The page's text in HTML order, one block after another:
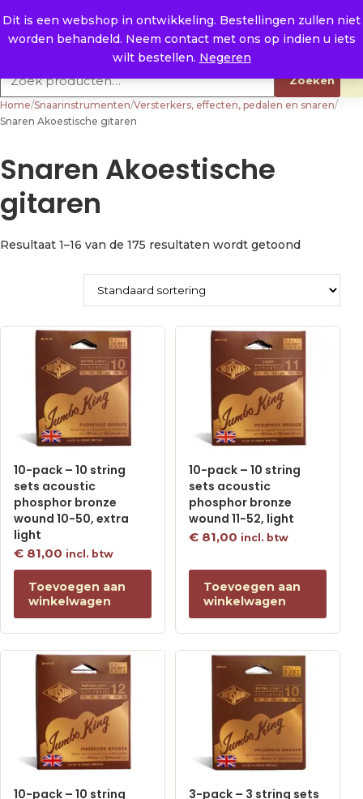
Dit is een webshop in ontwikkeling. Bestellingen zullen niet
worden behandeld. Neem contact met ons op indien u iets
wilt bestellen. Negeren
E. info@raysland.nl
Productcategorieën
Zoeken
Home/Snaarinstrumenten/Versterkers, effecten, pedalen en snaren/
Snaren Akoestische gitaren
Snaren Akoestische
gitaren
Resultaat 1–16 van de 175 resultaten wordt getoond
10-pack – 10 string
sets acoustic
phosphor bronze
wound 10-50, extra
light
€ 81,00 incl. btw
Toevoegen aan
winkelwagen
10-pack – 10 string
sets acoustic
phosphor bronze
wound 11-52, light
€ 81,00 incl. btw
Toevoegen aan
winkelwagen
10-pack – 10 string
3-pack – 3 string sets